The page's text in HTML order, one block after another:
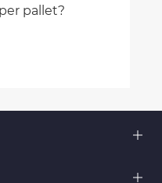
pallet?